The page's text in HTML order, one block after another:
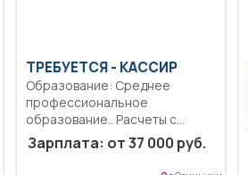
ТРЕБУЕТСЯ - КАССИР
Образование: Среднее
профессиональное
образование.. Расчеты с
населением за
коммунальные...
Зарплата: от 37 000 руб.